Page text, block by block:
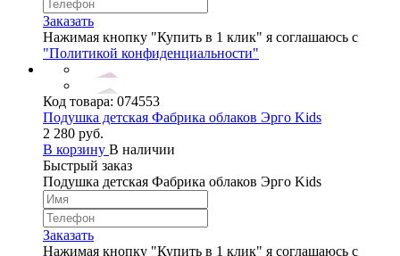
Заказать
Нажимая кнопку "Купить в 1 клик" я соглашаюсь с
"Политикой конфиденциальности"
Код товара: 074553
Подушка детская Фабрика облаков Эрго Kids
2 280 руб.
В корзину В наличии
Быстрый заказ
Подушка детская Фабрика облаков Эрго Kids
Заказать
Нажимая кнопку "Купить в 1 клик" я соглашаюсь с